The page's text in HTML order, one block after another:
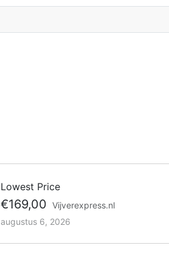
Lowest Price
€169,00 Vijverexpress.nl
augustus 6, 2026